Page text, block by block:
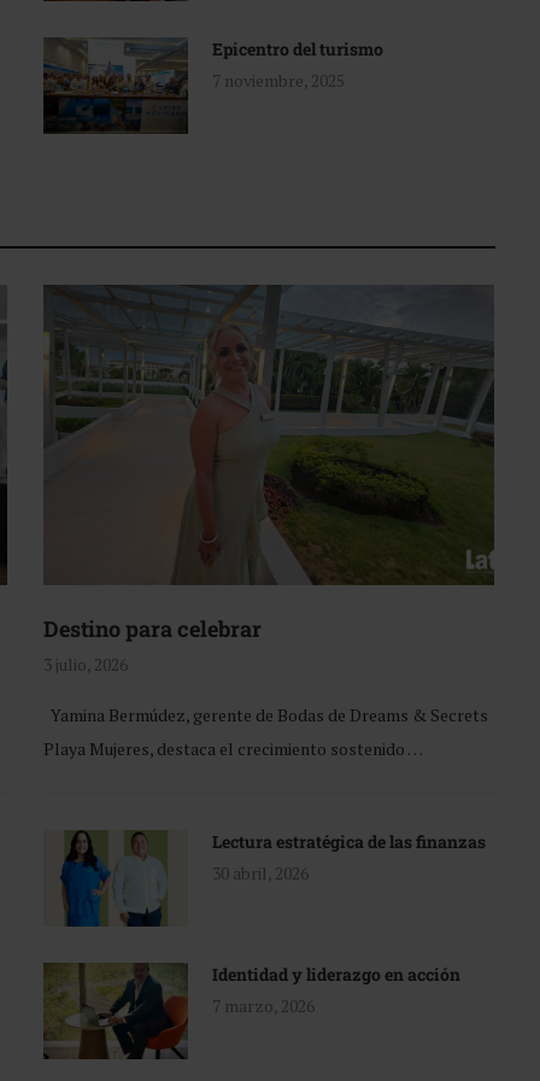
Epicentro del turismo
7 noviembre, 2025
Destino para celebrar
3 julio, 2026
Yamina Bermúdez, gerente de Bodas de Dreams & Secrets
Playa Mujeres, destaca el crecimiento sostenido …
Lectura estratégica de las finanzas
30 abril, 2026
Identidad y liderazgo en acción
7 marzo, 2026